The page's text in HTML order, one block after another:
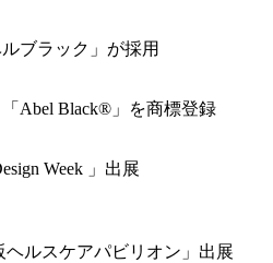
ブラック」が採用
Abel Black®」を商標登録
Week 」出展
ヘルスケアパビリオン」出展